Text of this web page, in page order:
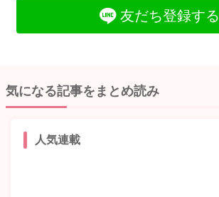
友だち登録する
気になる記事をまとめ読み
人気連載